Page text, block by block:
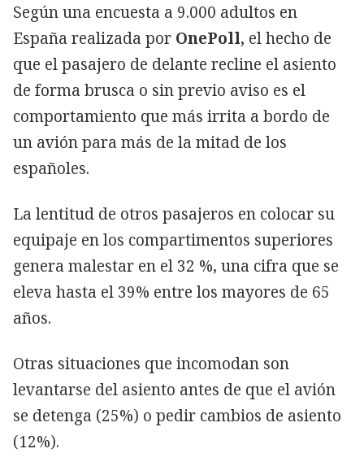
Según una encuesta a 9.000 adultos en
España realizada por OnePoll, el hecho de
que el pasajero de delante recline el asiento
de forma brusca o sin previo aviso es el
comportamiento que más irrita a bordo de
un avión para más de la mitad de los
españoles.
La lentitud de otros pasajeros en colocar su
equipaje en los compartimentos superiores
genera malestar en el 32 %, una cifra que se
eleva hasta el 39% entre los mayores de 65
años.
Otras situaciones que incomodan son
levantarse del asiento antes de que el avión
se detenga (25%) o pedir cambios de asiento
(12%).